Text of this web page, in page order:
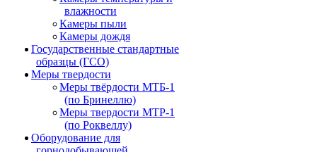
влажности
Камеры пыли
Камеры дождя
Государственные стандартные
образцы (ГСО)
Меры твердости
Меры твёрдости МТБ-1
(по Бринеллю)
Меры твердости МТР-1
(по Роквеллу)
Оборудование для